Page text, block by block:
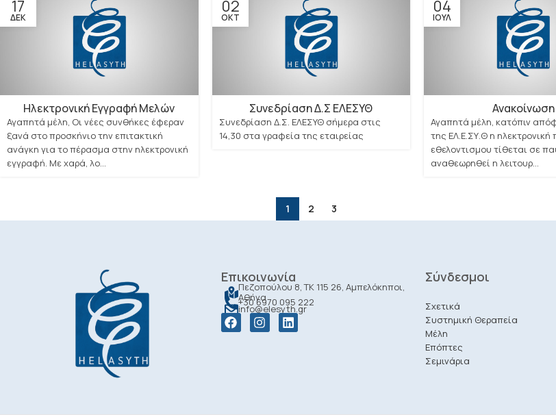
17
ΔΕΚ
Ηλεκτρονική Εγγραφή Μελών
Αγαπητά μέλη, Οι νέες συνθήκες έφεραν
ξανά στο προσκήνιο την επιτακτική
ανάγκη για το πέρασμα στην ηλεκτρονική
εγγραφή. Με χαρά, λο...
02
ΟΚΤ
Συνεδρίαση Δ.Σ ΕΛΕΣΥΘ
Συνεδρίαση Δ.Σ. ΕΛΕΣΥΘ σήμερα στις
14,30 στα γραφεία της εταιρείας
04
ΙΟΎΛ
Ανακοίνωση
Αγαπητά μέλη, κατόπιν
της ΕΛ.Ε.ΣΥ.Θ η
εθελοντισμου τίθεται σε
αναθεωρηθεί η λειτουρ...
1 2 3
Επικοινωνία
Πεζοπούλου 8, ΤΚ 115 26, Αμπελόκηποι,
Αθήνα
+30 6970 095 222
info@elesyth.gr
Σύνδεσμοι
Σχετικά
Συστημική Θεραπεία
Μέλη
Επόπτες
Σεμινάρια